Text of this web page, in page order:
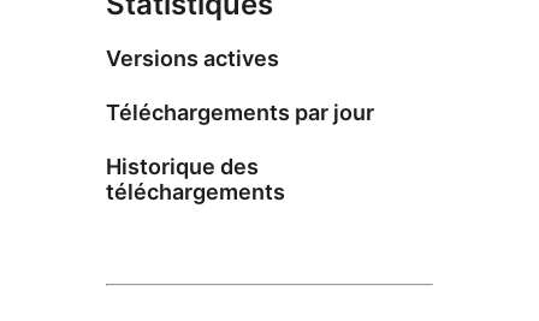
Versions actives
Téléchargements par jour
Historique des
téléchargements